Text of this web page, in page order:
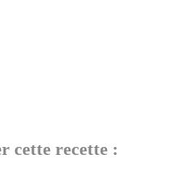
cette recette :